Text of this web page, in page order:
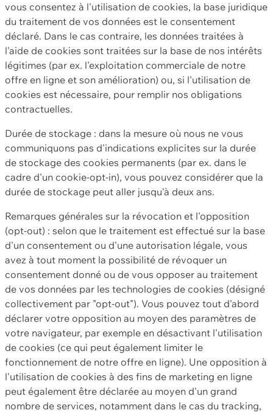
vous consentez à l'utilisation de cookies, la base juridique
du traitement de vos données est le consentement
déclaré. Dans le cas contraire, les données traitées à
l'aide de cookies sont traitées sur la base de nos intérêts
légitimes (par ex. l'exploitation commerciale de notre
offre en ligne et son amélioration) ou, si l'utilisation de
cookies est nécessaire, pour remplir nos obligations
contractuelles.
Durée de stockage : dans la mesure où nous ne vous
communiquons pas d'indications explicites sur la durée
de stockage des cookies permanents (par ex. dans le
cadre d'un cookie-opt-in), vous pouvez considérer que la
durée de stockage peut aller jusqu'à deux ans.
Remarques générales sur la révocation et l'opposition
(opt-out) : selon que le traitement est effectué sur la base
d'un consentement ou d'une autorisation légale, vous
avez à tout moment la possibilité de révoquer un
consentement donné ou de vous opposer au traitement
de vos données par les technologies de cookies (désigné
collectivement par "opt-out"). Vous pouvez tout d'abord
déclarer votre opposition au moyen des paramètres de
votre navigateur, par exemple en désactivant l'utilisation
de cookies (ce qui peut également limiter le
fonctionnement de notre offre en ligne). Une opposition à
l'utilisation de cookies à des fins de marketing en ligne
peut également être déclarée au moyen d'un grand
nombre de services, notamment dans le cas du tracking,